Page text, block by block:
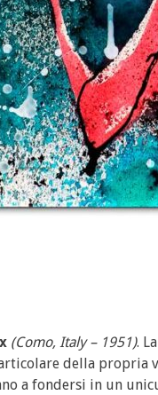
(Como, Italy – 1951).
della propria
a fondersi in un